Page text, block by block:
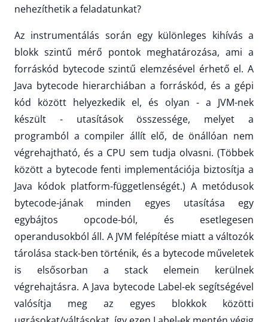
nehezíthetik a feladatunkat?
Az instrumentálás során egy különleges kihívás a
blokk szintű mérő pontok meghatározása, ami a
forráskód bytecode szintű elemzésével érhető el. A
Java bytecode hierarchiában a forráskód, és a gépi
kód között helyezkedik el, és olyan - a JVM-nek
készült - utasítások összessége, melyet a
programból a compiler állít elő, de önállóan nem
végrehajtható, és a CPU sem tudja olvasni. (Többek
között a bytecode fenti implementációja biztosítja a
Java kódok platform-függetlenségét.) A metódusok
bytecode-jának minden egyes utasítása egy
egybájtos opcode-ból, és esetlegesen
operandusokból áll. A JVM felépítése miatt a változók
tárolása stack-ben történik, és a bytecode műveletek
is elsősorban a stack elemein kerülnek
végrehajtásra. A Java bytecode Label-ek segítségével
valósítja meg az egyes blokkok közötti